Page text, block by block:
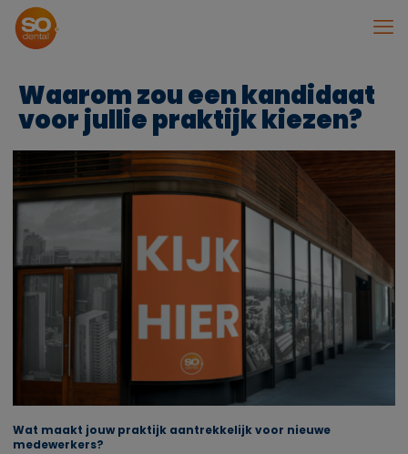
Waarom zou een kandidaat
voor jullie praktijk kiezen?
Wat maakt jouw praktijk aantrekkelijk voor nieuwe
medewerkers?